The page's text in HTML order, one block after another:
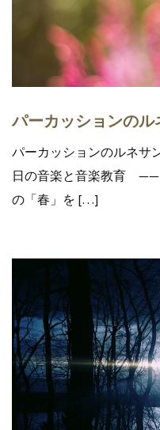
パーカッションのル
パーカッションのルネサ
日の音楽と音楽教育 ——
の「春」を […]